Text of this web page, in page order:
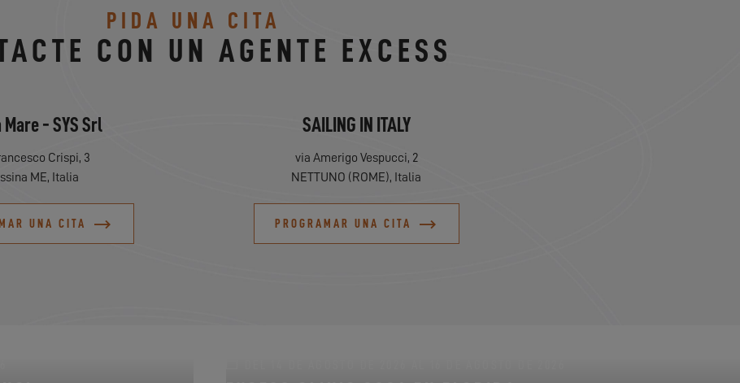
PIDA UNA CITA
CON UN AGENTE EXCESS
- SYS Srl
Crispi, 3
ME, Italia
UNA CITA
SAILING IN ITALY
via Amerigo Vespucci, 2
NETTUNO (ROME), Italia
PROGRAMAR UNA CITA